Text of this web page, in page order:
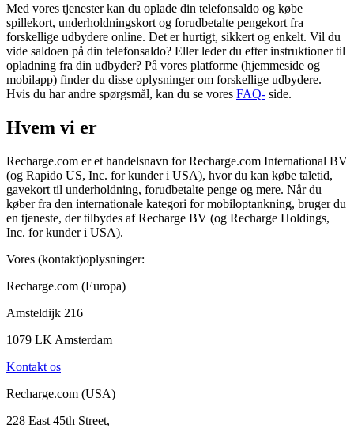
Med vores tjenester kan du oplade din telefonsaldo og købe
spillekort, underholdningskort og forudbetalte pengekort fra
forskellige udbydere online. Det er hurtigt, sikkert og enkelt. Vil du
vide saldoen på din telefonsaldo? Eller leder du efter instruktioner til
opladning fra din udbyder? På vores platforme (hjemmeside og
mobilapp) finder du disse oplysninger om forskellige udbydere.
Hvis du har andre spørgsmål, kan du se vores FAQ- side.
Hvem vi er
Recharge.com er et handelsnavn for Recharge.com International BV
(og Rapido US, Inc. for kunder i USA), hvor du kan købe taletid,
gavekort til underholdning, forudbetalte penge og mere. Når du
køber fra den internationale kategori for mobiloptankning, bruger du
en tjeneste, der tilbydes af Recharge BV (og Recharge Holdings,
Inc. for kunder i USA).
Vores (kontakt)oplysninger:
Recharge.com (Europa)
Amsteldijk 216
1079 LK Amsterdam
Kontakt os
Recharge.com (USA)
228 East 45th Street,